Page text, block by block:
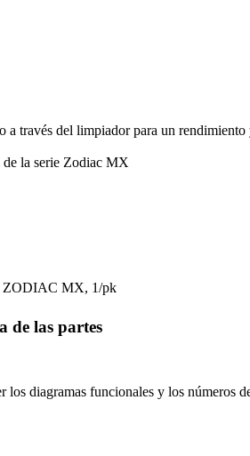
a través del limpiador para un
de la serie Zodiac MX
MX, 1/pk
de las partes
diagramas funcionales y los números